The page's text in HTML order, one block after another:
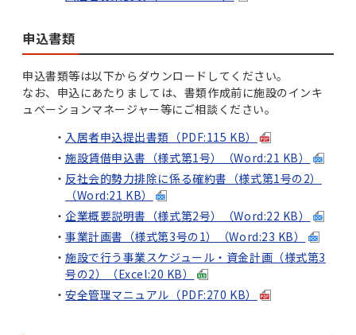
申込書類
申込書類等は以下からダウンロードしてください。
なお、申込にあたりましては、書類作成前に施設のインキ
ュベーションマネージャー等にご相談ください。
入居者申込提出書類（PDF:115 KB）
施設賃借申込書（様式第1号）（Word:21 KB）
反社会的勢力排除に係る確約書（様式第1号の2）
（Word:21 KB）
企業概要説明書（様式第2号）（Word:22 KB）
事業計画書（様式第3号の1）（Word:23 KB）
施設で行う事業スケジュール・資金計画（様式第3
号の2）（Excel:20 KB）
安全管理マニュアル（PDF:270 KB）